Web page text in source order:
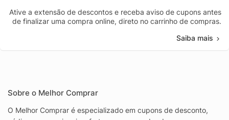
Ative a extensão de descontos e receba aviso de cupons antes
de finalizar uma compra online, direto no carrinho de compras.
Saiba mais
Sobre o Melhor Comprar
O Melhor Comprar é especializado em cupons de desconto,